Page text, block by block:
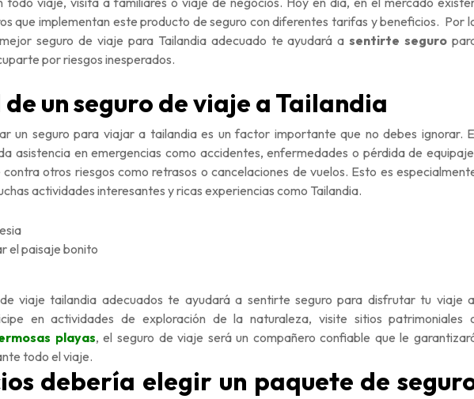
que implementan este producto de seguro con diferentes tarifas y beneficios. Por
seguro de viaje para Tailandia adecuado te ayudará asentirte seguro
por riesgos inesperados.
un seguro de viaje a Tailandia
un seguro para viajar a tailandia es un factor importante que no debes ignorar.
asistencia en emergencias como accidentes, enfermedades o pérdida de
otros riesgos como retrasos o cancelaciones de vuelos. Esto es
actividades interesantes y ricas experiencias como Tailandia.
el paisaje bonito
viaje tailandia adecuados te ayudará a sentirte seguro para disfrutar tu viaje
en actividades de exploración de la naturaleza, visite sitios patrimoniales
playas, el seguro de viaje será un compañero confiable que le
todo el viaje.
debería elegir un paquete de